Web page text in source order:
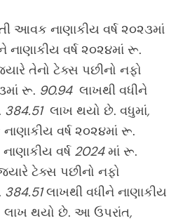
આવક નાણાકીય વર્ષ ૨૦૨૩માં
નાણાકીય વર્ષ ૨૦૨૪માં રૂ.
તેનો ટેક્સ પછીનો નફો
રૂ. 90.94લાખથી વધીને
384.51લાખ થયો છે. વધુમાં,
વર્ષ ૨૦૨૪માં રૂ.
વર્ષ 2024માં રૂ.
ટેક્સ પછીનો નફો
384.51લાખથી વધીને નાણાકીય
થયો છે. આ ઉપરાંત,